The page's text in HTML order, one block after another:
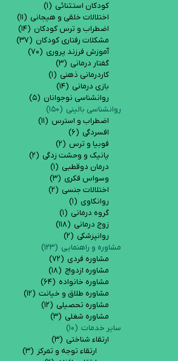
کودکان استثنائی (۱)
اختلالات خلقی و هیجانی (۱۱)
اضطراب و ترس کودکان (۱۴)
مشکلات رفتاری کودکان (۳۷)
آموزش فرزند پروری (۷۰)
گفتار درمانی (۳)
کاردرمانی ذهنی (۱)
بازی درمانی (۱۴)
روانشناسی نوجوانان (۵)
روانشناسی بالینی (۱۵۰)
اضطراب و استرس (۱۱)
افسردگی (۶)
فوبيا و ترس (۲)
پانیک و وحشت زدگی (۲)
درمان دوقطبی (۱)
وسواس فکری (۳)
اختلالات جنسی (۲)
روانکاوی (۱)
گروه درمانی (۱)
زوج درمانی (۱۱۸)
روانپزشکی (۲)
مشاوره و راهنمایی (۱۲۳)
مشاوره فردی (۷۲)
مشاوره ازدواج (۱۸)
مشاوره خانواده (۶۴)
مشاوره طلاق و خیانت (۱۲)
مشاوره تحصیلی (۱۲)
مشاوره شغلی (۳)
سایر خدمات (۱۰)
ارتقاء شناختی (۳)
ارتقاء توجه و تمرکز (۳)